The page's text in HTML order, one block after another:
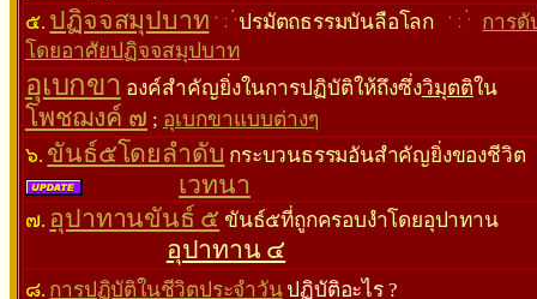
๕. ปฏิจจสมุปบาท ปรมัตถธรรมบันลือโลก
การ
โดยอาศัยปฏิจจสมุปบาท
อุเบกขา องค์สำคัญยิ่งในการปฏิบัติให้ถึงซึ่งวิมุตติใน
โพชฌงค์ ๗ ; อุเบกขาแบบต่างๆ
๖. ขันธ์๕โดยลำดับ กระบวนธรรมอันสําคัญยิ่งของชีวิต
เวทนา
๗. อุปาทานขันธ์ ๕ ขันธ์๕ที่ถูกครอบงําโดยอุปาทาน
อุปาทาน ๔
๘. การปฏิบัติในชีวิตประจําวัน ปฏิบัติอะไร ?